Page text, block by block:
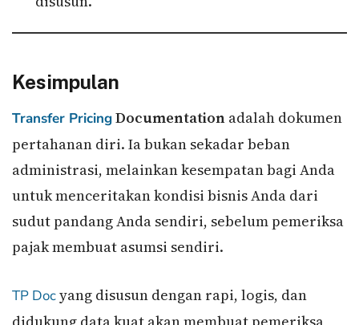
Kesimpulan
Transfer PricingDocumentation adalah dokumen
pertahanan diri. Ia bukan sekadar beban
administrasi, melainkan kesempatan bagi Anda
untuk menceritakan kondisi bisnis Anda dari
sudut pandang Anda sendiri, sebelum pemeriksa
pajak membuat asumsi sendiri.
TP Docyang disusun dengan rapi, logis, dan